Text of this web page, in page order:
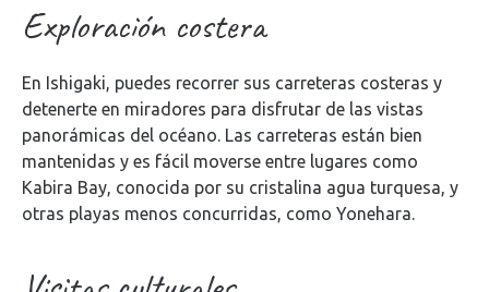
Exploración costera
En Ishigaki, puedes recorrer sus carreteras costeras y
detenerte en miradores para disfrutar de las vistas
panorámicas del océano. Las carreteras están bien
mantenidas y es fácil moverse entre lugares como
Kabira Bay, conocida por su cristalina agua turquesa, y
otras playas menos concurridas, como Yonehara.